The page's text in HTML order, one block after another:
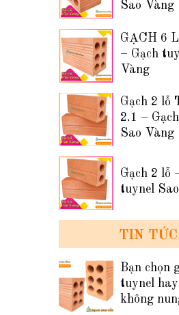
Sao Vàng
GẠCH 6
– Gạch
Vàng
Gạch 2 lỗ
2.1 –
Sao Vàng
Gạch 2 lỗ
tuynel
TIN TỨC
Bạn chọn
tuynel hay
không